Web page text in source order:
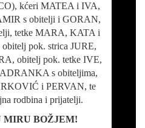
kćeri MATEA i IVA,
s obitelji i GORAN,
tetke MARA, KATA i
pok. strica JURE,
obitelj pok. tetke IVE,
s obiteljima,
i PERVAN, te
rodbina i prijatelji.
MIRU BOŽJEM!